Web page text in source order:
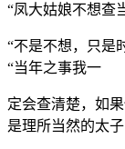
“凤大姑娘不想查
“不是不想，只是
“当年之事我一
定会查清楚，如
是理所当然的太